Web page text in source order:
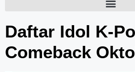
Daftar Idol K-
Comeback